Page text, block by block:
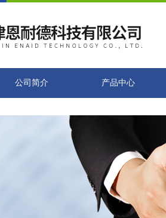
公司简介 产品中心